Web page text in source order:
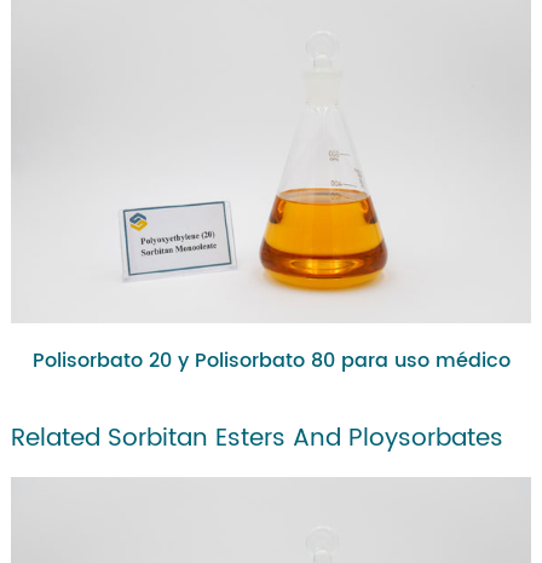
Polisorbato 20 y Polisorbato 80 para uso médico
Related Sorbitan Esters And Ploysorbates